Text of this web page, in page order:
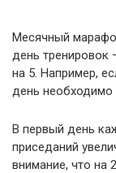
Месячный
день тренировок
на 5. Например,
день необходимо
В первый день
приседаний
внимание, что на